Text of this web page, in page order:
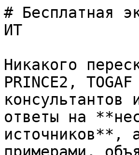
# Бесплатная
ИТ
Никакого
PRINCE2,
ответы на
источников**,